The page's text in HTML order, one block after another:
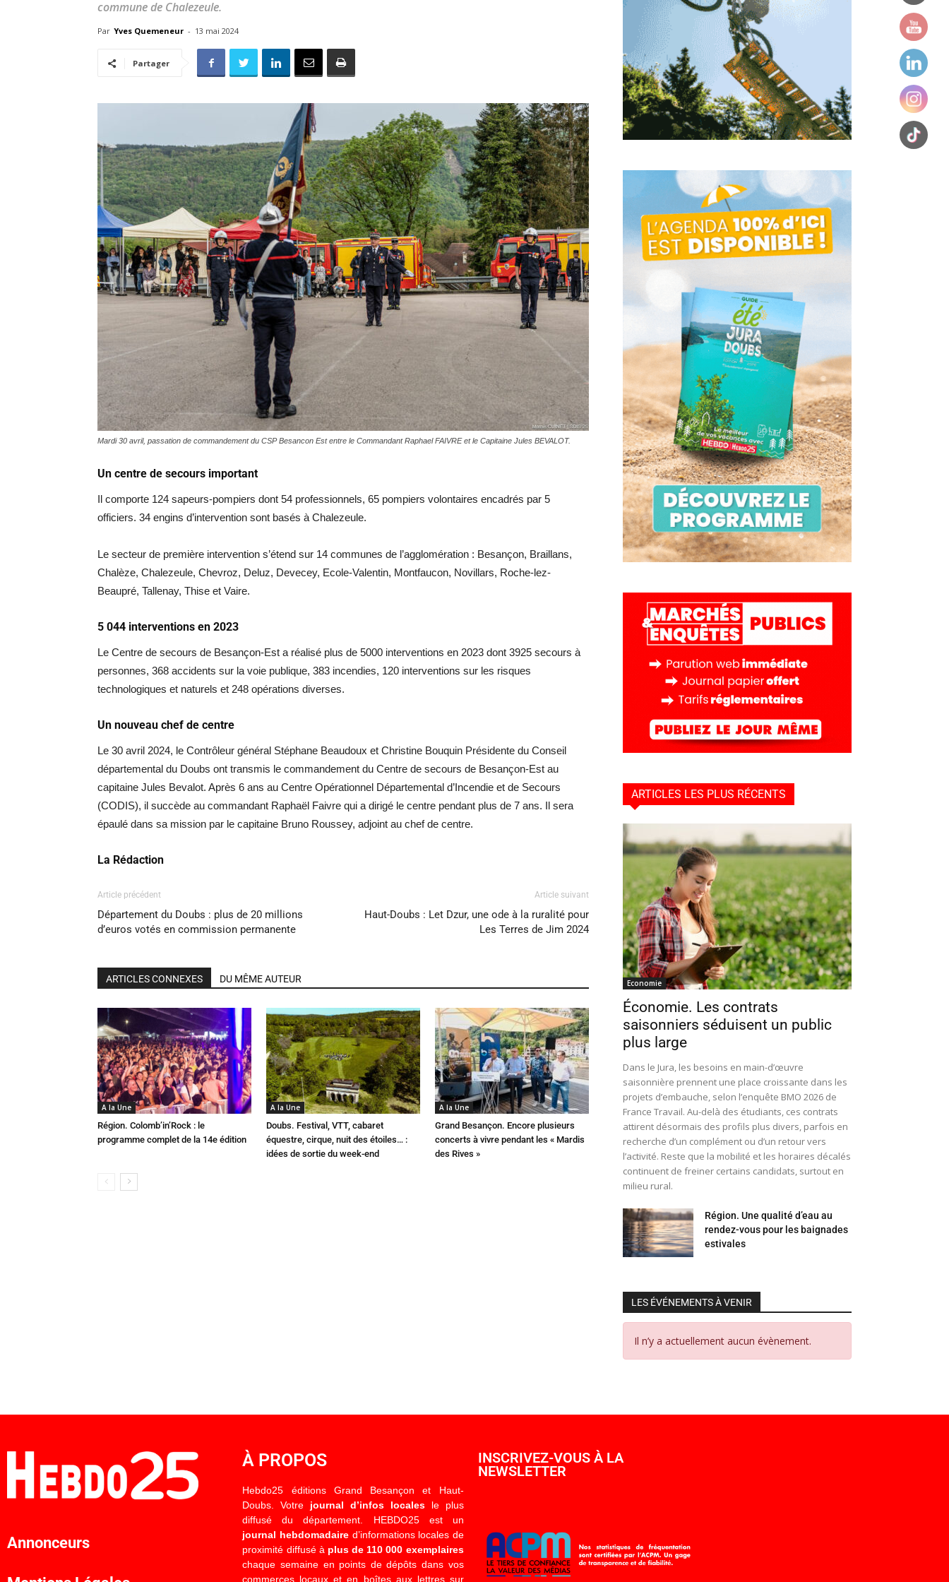
locale
–
Hebdo25
commune de Chalezeule.
Par Yves Quemeneur - 13 mai 2024
Partager
Mardi 30 avril, passation de commandement du CSP Besancon Est entre le Commandant Raphael FAIVRE et le Capitaine Jules BEVALOT.
Un centre de secours important
Il comporte 124 sapeurs-pompiers dont 54 professionnels, 65 pompiers volontaires encadrés par 5
officiers. 34 engins d’intervention sont basés à Chalezeule.
Le secteur de première intervention s’étend sur 14 communes de l’agglomération : Besançon, Braillans,
Chalèze, Chalezeule, Chevroz, Deluz, Devecey, Ecole-Valentin, Montfaucon, Novillars, Roche-lez-
Beaupré, Tallenay, Thise et Vaire.
5 044 interventions en 2023
Le Centre de secours de Besançon-Est a réalisé plus de 5000 interventions en 2023 dont 3925 secours à
personnes, 368 accidents sur la voie publique, 383 incendies, 120 interventions sur les risques
technologiques et naturels et 248 opérations diverses.
Un nouveau chef de centre
Le 30 avril 2024, le Contrôleur général Stéphane Beaudoux et Christine Bouquin Présidente du Conseil
départemental du Doubs ont transmis le commandement du Centre de secours de Besançon-Est au
capitaine Jules Bevalot. Après 6 ans au Centre Opérationnel Départemental d’Incendie et de Secours
(CODIS), il succède au commandant Raphaël Faivre qui a dirigé le centre pendant plus de 7 ans. Il sera
épaulé dans sa mission par le capitaine Bruno Roussey, adjoint au chef de centre.
La Rédaction
Article précédent
Département du Doubs : plus de 20 millions
d’euros votés en commission permanente
Article suivant
Haut-Doubs : Let Dzur, une ode à la ruralité pour
Les Terres de Jim 2024
ARTICLES CONNEXES DU MÊME AUTEUR
A la Une
Région. Colomb’in’Rock : le
programme complet de la 14e édition
A la Une
Doubs. Festival, VTT, cabaret
équestre, cirque, nuit des étoiles… :
idées de sortie du week-end
A la Une
Grand Besançon. Encore plusieurs
concerts à vivre pendant les « Mardis
des Rives »
ARTICLES LES PLUS RÉCENTS
Economie
Économie. Les contrats
saisonniers séduisent un public
plus large
Dans le Jura, les besoins en main-d’œuvre
saisonnière prennent une place croissante dans les
projets d’embauche, selon l’enquête BMO 2026 de
France Travail. Au-delà des étudiants, ces contrats
attirent désormais des profils plus divers, parfois en
recherche d’un complément ou d’un retour vers
l’activité. Reste que la mobilité et les horaires décalés
continuent de freiner certains candidats, surtout en
milieu rural.
Région. Une qualité d’eau au
rendez-vous pour les baignades
estivales
LES ÉVÉNEMENTS À VENIR
Il n’y a actuellement aucun évènement.
Annonceurs
À PROPOS
Hebdo25 éditions Grand Besançon et Haut-
Doubs. Votre journal d’infos localesle plus
diffusé du département. HEBDO25 est un
journal hebdomadaired’informations locales de
proximité diffusé à plus de 110 000 exemplaires
chaque semaine en points de dépôts dans vos
commerces locaux et en boîtes aux lettres sur
INSCRIVEZ-VOUS À LA
NEWSLETTER